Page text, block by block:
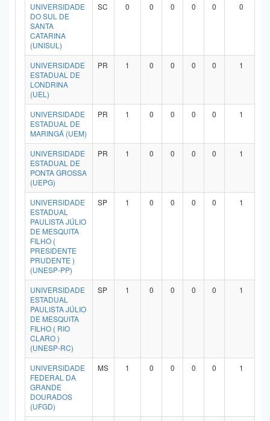
UNIVERSIDADE
DO SUL DE
SANTA
CATARINA
(UNISUL)
SC 0 0 0 0 0 0
UNIVERSIDADE
ESTADUAL DE
LONDRINA
(UEL)
PR 1 0 0 0 0 1
UNIVERSIDADE
ESTADUAL DE
MARINGÁ (UEM)
PR 1 0 0 0 0 1
UNIVERSIDADE
ESTADUAL DE
PONTA GROSSA
(UEPG)
PR 1 0 0 0 0 1
UNIVERSIDADE
ESTADUAL
PAULISTA JÚLIO
DE MESQUITA
FILHO (
PRESIDENTE
PRUDENTE )
(UNESP-PP)
SP 1 0 0 0 0 1
UNIVERSIDADE
ESTADUAL
PAULISTA JÚLIO
DE MESQUITA
FILHO ( RIO
CLARO )
(UNESP-RC)
SP 1 0 0 0 0 1
UNIVERSIDADE
FEDERAL DA
GRANDE
DOURADOS
(UFGD)
MS 1 0 0 0 0 1